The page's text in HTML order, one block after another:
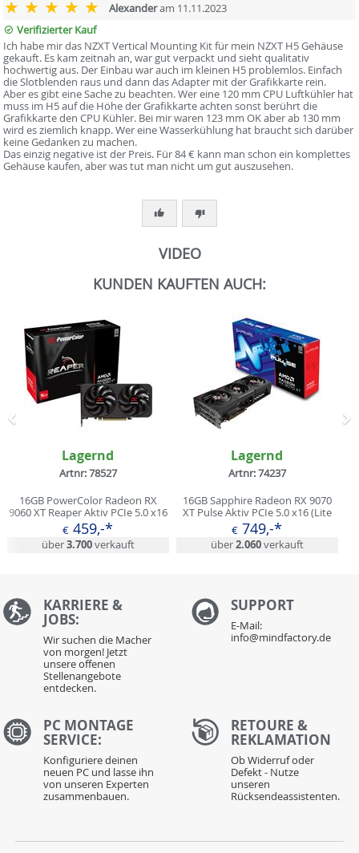
Alexanderam 11.11.2023
Verifizierter Kauf
Ich habe mir das NZXT Vertical Mounting Kit für mein NZXT H5 Gehäuse
gekauft. Es kam zeitnah an, war gut verpackt und sieht qualitativ
hochwertig aus. Der Einbau war auch im kleinen H5 problemlos. Einfach
die Slotblenden raus und dann das Adapter mit der Grafikkarte rein.
Aber es gibt eine Sache zu beachten. Wer eine 120 mm CPU Luftkühler hat
muss im H5 auf die Höhe der Grafikkarte achten sonst berührt die
Grafikkarte den CPU Kühler. Bei mir waren 123 mm OK aber ab 130 mm
wird es ziemlich knapp. Wer eine Wasserkühlung hat braucht sich darüber
keine Gedanken zu machen.
Das einzig negative ist der Preis. Für 84 € kann man schon ein komplettes
Gehäuse kaufen, aber was tut man nicht um gut auszusehen.
VIDEO
KUNDEN KAUFTEN AUCH:
Lagernd
Artnr: 78527
16GB PowerColor Radeon RX
9060 XT Reaper Aktiv PCIe 5.0 x16
(Retail)
€ 459,-*
über3.700verkauft
Lagernd
Artnr: 74237
16GB Sapphire Radeon RX 9070
XT Pulse Aktiv PCIe 5.0 x16 (Lite
Retail)
€ 749,-*
über2.060verkauft
Zurück
KARRIERE &
JOBS:
Wir suchen die Macher
von morgen! Jetzt
unsere offenen
Stellenangebote
entdecken.
SUPPORT
E-Mail:
info@mindfactory.de
PC MONTAGE
SERVICE:
Konfiguriere deinen
neuen PC und lasse ihn
von unseren Experten
zusammenbauen.
RETOURE &
REKLAMATION
Ob Widerruf oder
Defekt - Nutze
unseren
Rücksendeassistenten.